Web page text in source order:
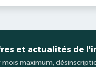
et actualités de
mois maximum,